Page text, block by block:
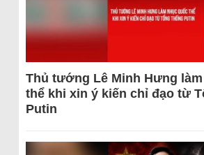
Thủ tướng Lê Minh Hưng
thể khi xin ý kiến chỉ đạo từ
Putin